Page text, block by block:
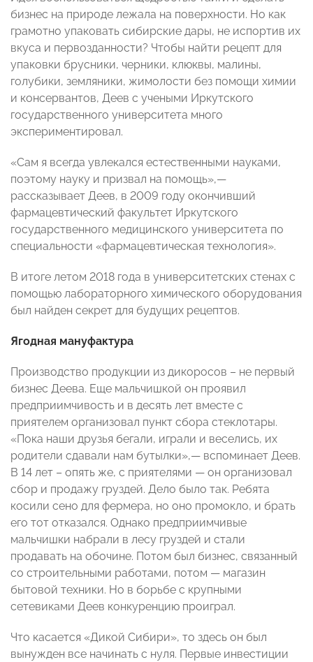
бизнес на природе лежала на поверхности. Но как
грамотно упаковать сибирские дары, не испортив их
вкуса и первозданности? Чтобы найти рецепт для
упаковки брусники, черники, клюквы, малины,
голубики, земляники, жимолости без помощи химии
и консервантов, Деев с учеными Иркутского
государственного университета много
экспериментировал.
«Сам я всегда увлекался естественными науками,
поэтому науку и призвал на помощь»,—
рассказывает Деев, в 2009 году окончивший
фармацевтический факультет Иркутского
государственного медицинского университета по
специальности «фармацевтическая технология».
В итоге летом 2018 года в университетских стенах с
помощью лабораторного химического оборудования
был найден секрет для будущих рецептов.
Ягодная мануфактура
Производство продукции из дикоросов – не первый
бизнес Деева. Еще мальчишкой он проявил
предприимчивость и в десять лет вместе с
приятелем организовал пункт сбора стеклотары.
«Пока наши друзья бегали, играли и веселись, их
родители сдавали нам бутылки»,— вспоминает Деев.
В 14 лет – опять же, с приятелями — он организовал
сбор и продажу груздей. Дело было так. Ребята
косили сено для фермера, но оно промокло, и брать
его тот отказался. Однако предприимчивые
мальчишки набрали в лесу груздей и стали
продавать на обочине. Потом был бизнес, связанный
со строительными работами, потом — магазин
бытовой техники. Но в борьбе с крупными
сетевиками Деев конкуренцию проиграл.
Что касается «Дикой Сибири», то здесь он был
вынужден все начинать с нуля. Первые инвестиции